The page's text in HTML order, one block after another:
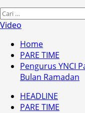
Cari
untuk:
Video
Home
PARE TIME
Pengurus YNCI
Bulan Ramadan
HEADLINE
PARE TIME